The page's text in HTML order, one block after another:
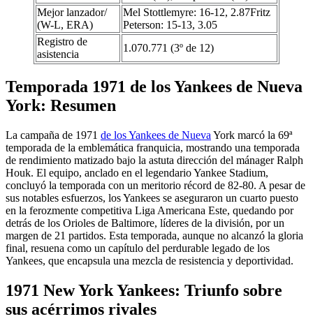
Mejor lanzador/
(W-L, ERA)
Mel Stottlemyre: 16-12, 2.87Fritz
Peterson: 15-13, 3.05
Registro de
asistencia
1.070.771 (3º de 12)
Temporada 1971 de los Yankees de Nueva
York: Resumen
La campaña de 1971 de los Yankees de Nueva York marcó la 69ª
temporada de la emblemática franquicia, mostrando una temporada
de rendimiento matizado bajo la astuta dirección del mánager Ralph
Houk. El equipo, anclado en el legendario Yankee Stadium,
concluyó la temporada con un meritorio récord de 82-80. A pesar de
sus notables esfuerzos, los Yankees se aseguraron un cuarto puesto
en la ferozmente competitiva Liga Americana Este, quedando por
detrás de los Orioles de Baltimore, líderes de la división, por un
margen de 21 partidos. Esta temporada, aunque no alcanzó la gloria
final, resuena como un capítulo del perdurable legado de los
Yankees, que encapsula una mezcla de resistencia y deportividad.
1971 New York Yankees: Triunfo sobre
sus acérrimos rivales